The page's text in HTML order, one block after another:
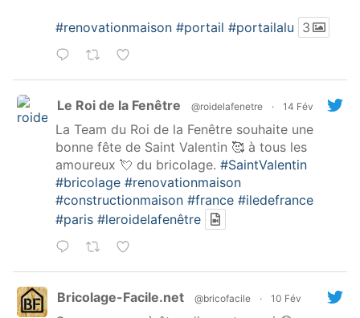
#renovationmaison #portail #portailalu 3
Le Roi de la Fenêtre @roidelafenetre · 14 Fév
La Team du Roi de la Fenêtre souhaite une
bonne fête de Saint Valentin 🥰 à tous les
amoureux 💘 du bricolage. #SaintValentin
#bricolage #renovationmaison
#constructionmaison #france #iledefrance
#paris #leroidelafenêtre
Bricolage-Facile.net @bricofacile · 10 Fév